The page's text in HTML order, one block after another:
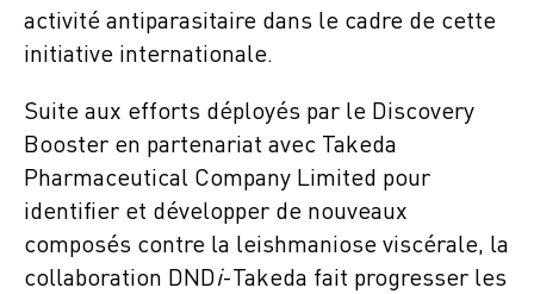
activité antiparasitaire dans le cadre de cette
initiative internationale.
Suite aux efforts déployés par le Discovery
Booster en partenariat avec Takeda
Pharmaceutical Company Limited pour
identifier et développer de nouveaux
composés contre la leishmaniose viscérale, la
collaboration DNDi-Takeda fait progresser les